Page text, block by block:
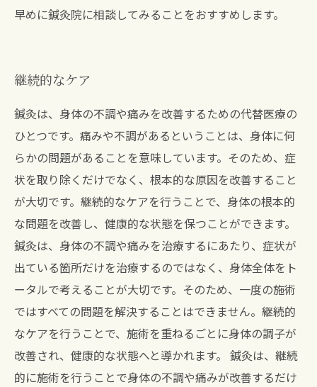
早めに鍼灸院に相談してみることをおすすめします。
継続的なケア
鍼灸は、身体の不調や痛みを改善するための代替医療の
ひとつです。痛みや不調があるということは、身体に何
らかの問題があることを意味しています。そのため、症
状を取り除くだけでなく、根本的な原因を改善すること
が大切です。継続的なケアを行うことで、身体の根本的
な問題を改善し、健康的な状態を保つことができます。
鍼灸は、身体の不調や痛みを治療するにあたり、症状が
出ている箇所だけを治療するのではなく、身体全体をト
ータルで考えることが大切です。そのため、一度の施術
ではすべての問題を解決することはできません。継続的
なケアを行うことで、施術を重ねるごとに身体の調子が
改善され、健康的な状態へと導かれます。 鍼灸は、継続
的に施術を行うことで身体の不調や痛みが改善するだけ